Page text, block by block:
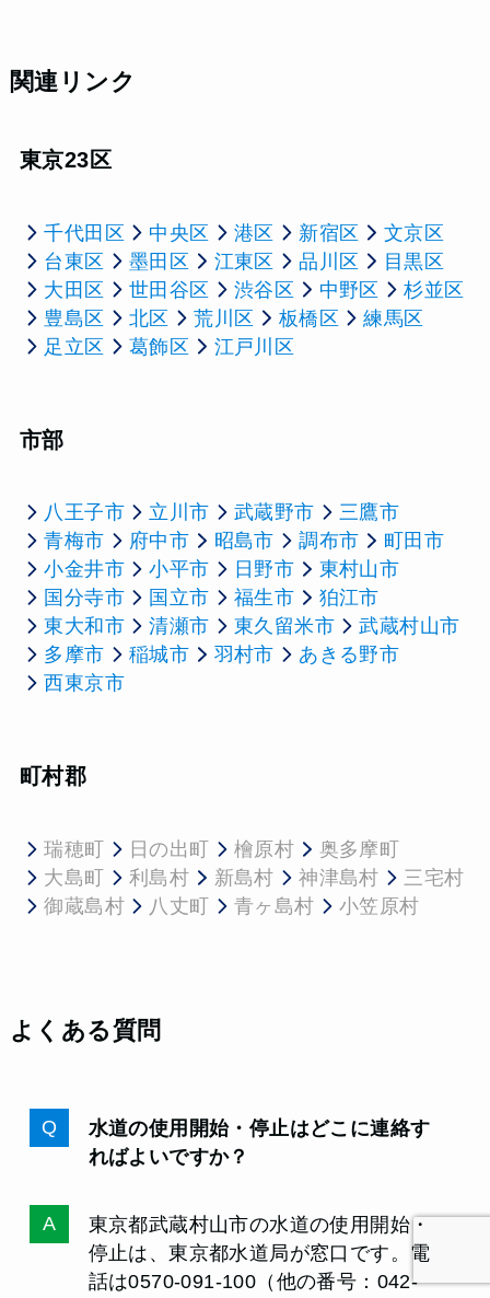
関連リンク
東京23区
千代田区 中央区 港区 新宿区
文京区
台東区
墨田区 江東区 品川区
目黒区
大田区
世田谷区 渋谷区 中野区
杉並区
豊島区
北区 荒川区 板橋区
練馬区
足立区
葛飾区 江戸川区
市部
八王子市 立川市 武蔵野市
三鷹市
青梅市
府中市 昭島市 調布市
町田市
小金井市
小平市 日野市
東村山市
国分寺市
国立市 福生市
狛江市
東大和市
清瀬市 東久留米市
武蔵村山市
多摩市
稲城市 羽村市
あきる野市
西東京市
町村郡
瑞穂町 日の出町 檜原村
奥多摩町
大島町
利島村 新島村 神津島村
三宅村
御蔵島村
八丈町 青ヶ島村 小笠原村
よくある質問
水道の使用開始・停止はどこに連絡す
ればよいですか？
東京都武蔵村山市の水道の使用開始・
停止は、東京都水道局が窓口です。電
話は0570-091-100（他の番号：042-